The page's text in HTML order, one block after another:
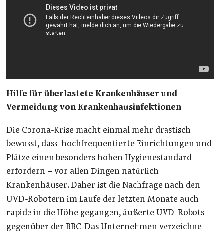
Hilfe für überlastete Krankenhäuser und
Vermeidung von Krankenhausinfektionen
Die Corona-Krise macht einmal mehr drastisch
bewusst, dass hochfrequentierte Einrichtungen und
Plätze einen besonders hohen Hygienestandard
erfordern – vor allen Dingen natürlich
Krankenhäuser. Daher ist die Nachfrage nach den
UVD-Robotern im Laufe der letzten Monate auch
rapide in die Höhe gegangen, äußerte UVD-Robots
gegenüber der BBC. Das Unternehmen verzeichne